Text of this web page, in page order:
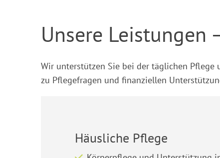
Unsere Leistungen
Wir unterstützen Sie bei der täglichen
zu Pflegefragen und finanziellen
Häusliche Pflege